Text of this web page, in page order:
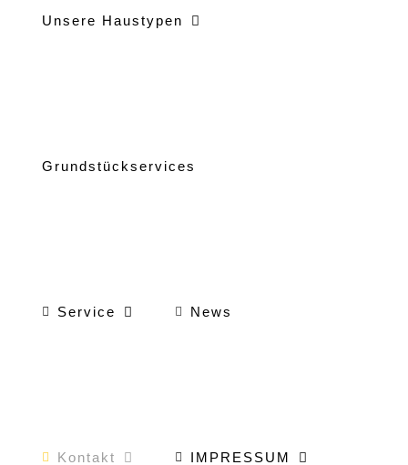
Unsere Haustypen
Grundstückservices
Service News
Kontakt IMPRESSUM